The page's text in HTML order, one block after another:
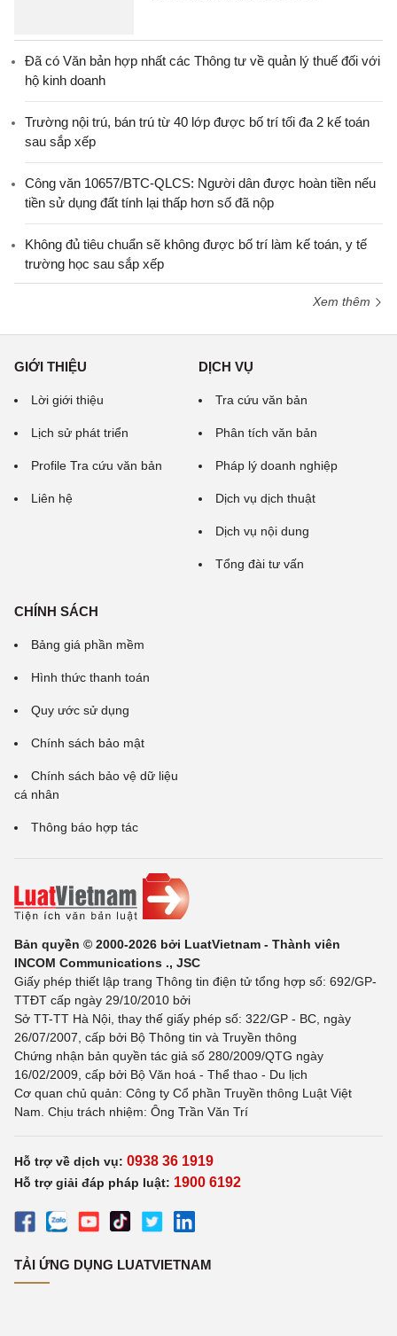
Đã có Văn bản hợp nhất các Thông tư về quản lý thuế đối với
hộ kinh doanh
Trường nội trú, bán trú từ 40 lớp được bố trí tối đa 2 kế toán
sau sắp xếp
Công văn 10657/BTC-QLCS: Người dân được hoàn tiền nếu
tiền sử dụng đất tính lại thấp hơn số đã nộp
Không đủ tiêu chuẩn sẽ không được bố trí làm kế toán, y tế
trường học sau sắp xếp
Xem thêm
GIỚI THIỆU
Lời giới thiệu
Lịch sử phát triển
Profile Tra cứu văn bản
Liên hệ
DỊCH VỤ
Tra cứu văn bản
Phân tích văn bản
Pháp lý doanh nghiệp
Dịch vụ dịch thuật
Dịch vụ nội dung
Tổng đài tư vấn
CHÍNH SÁCH
Bảng giá phần mềm
Hình thức thanh toán
Quy ước sử dụng
Chính sách bảo mật
Chính sách bảo vệ dữ liệu
cá nhân
Thông báo hợp tác
Bản quyền © 2000-2026 bởi LuatVietnam - Thành viên
INCOM Communications ., JSC
Giấy phép thiết lập trang Thông tin điện tử tổng hợp số: 692/GP-
TTĐT cấp ngày 29/10/2010 bởi
Sở TT-TT Hà Nội, thay thế giấy phép số: 322/GP - BC, ngày
26/07/2007, cấp bởi Bộ Thông tin và Truyền thông
Chứng nhận bản quyền tác giả số 280/2009/QTG ngày
16/02/2009, cấp bởi Bộ Văn hoá - Thể thao - Du lịch
Cơ quan chủ quản: Công ty Cổ phần Truyền thông Luật Việt
Nam. Chịu trách nhiệm: Ông Trần Văn Trí
Hỗ trợ về dịch vụ: 0938 36 1919
Hỗ trợ giải đáp pháp luật: 1900 6192
TẢI ỨNG DỤNG LUATVIETNAM